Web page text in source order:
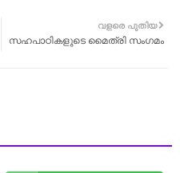
വളരെ പുതിയ
സഹപാഠികളുടെ മൈത്രി സംഗമം